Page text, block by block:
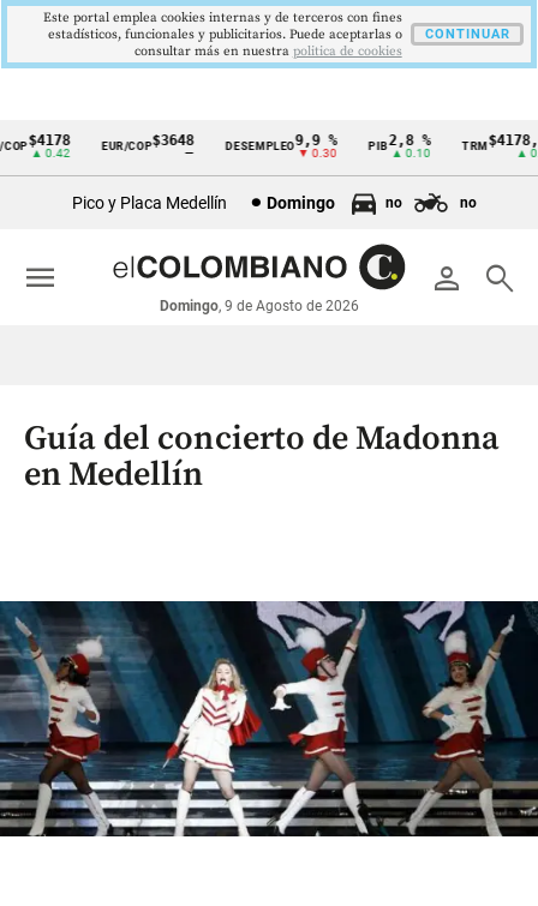
Cintillo
económicos
Colombia
$4178
▲ 0.42
EUR/COP$3648 DESEMPLEO 9,9 %
▼ 0.30
PIB2,8 %
▲ 0.10
TRM$4178,23
▲ 0.42
Pico y Placa Medellín Domingo no no
person search
Domingo, 9 de Agosto de 2026
menu
Guía del concierto de Madonna
en Medellín
Este portal emplea cookies internas y de terceros con fines
estadísticos, funcionales y publicitarios. Puede aceptarlas o
consultar más en nuestra politica de cookies
CONTINUAR